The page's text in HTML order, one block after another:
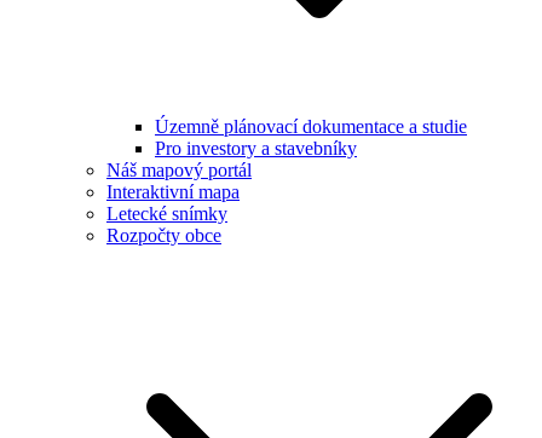
Územně plánovací dokumentace a studie
Pro investory a stavebníky
Náš mapový portál
Interaktivní mapa
Letecké snímky
Rozpočty obce